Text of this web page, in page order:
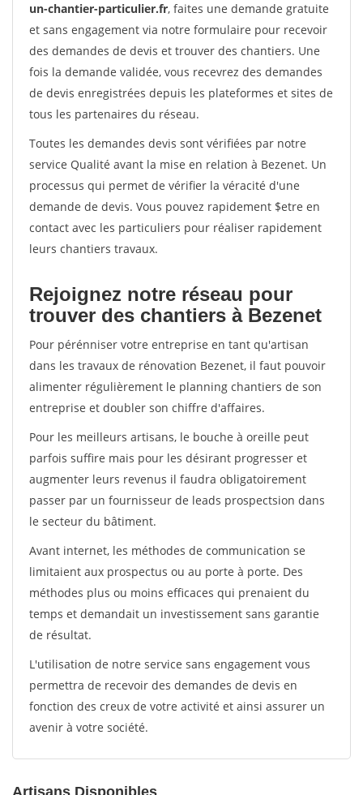
un-chantier-particulier.fr, faites une demande gratuite
et sans engagement via notre formulaire pour recevoir
des demandes de devis et trouver des chantiers. Une
fois la demande validée, vous recevrez des demandes
de devis enregistrées depuis les plateformes et sites de
tous les partenaires du réseau.
Toutes les demandes devis sont vérifiées par notre
service Qualité avant la mise en relation à Bezenet. Un
processus qui permet de vérifier la véracité d'une
demande de devis. Vous pouvez rapidement $etre en
contact avec les particuliers pour réaliser rapidement
leurs chantiers travaux.
Rejoignez notre réseau pour
trouver des chantiers à Bezenet
Pour pérénniser votre entreprise en tant qu'artisan
dans les travaux de rénovation Bezenet, il faut pouvoir
alimenter régulièrement le planning chantiers de son
entreprise et doubler son chiffre d'affaires.
Pour les meilleurs artisans, le bouche à oreille peut
parfois suffire mais pour les désirant progresser et
augmenter leurs revenus il faudra obligatoirement
passer par un fournisseur de leads prospectsion dans
le secteur du bâtiment.
Avant internet, les méthodes de communication se
limitaient aux prospectus ou au porte à porte. Des
méthodes plus ou moins efficaces qui prenaient du
temps et demandait un investissement sans garantie
de résultat.
L'utilisation de notre service sans engagement vous
permettra de recevoir des demandes de devis en
fonction des creux de votre activité et ainsi assurer un
avenir à votre société.
Artisans Disponibles